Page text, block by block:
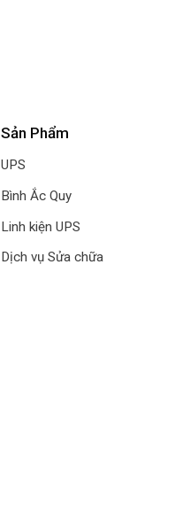
Sản Phẩm
UPS
Bình Ắc Quy
Linh kiện UPS
Dịch vụ Sửa chữa